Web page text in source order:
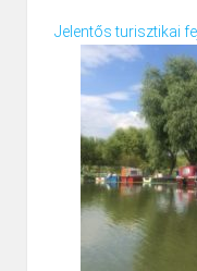
Jelentős turisztikai